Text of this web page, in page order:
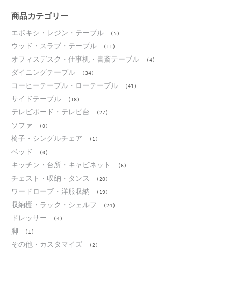
ブ
商品カテゴリー
エポキシ・レジン・テーブル (5)
ウッド・スラブ・テーブル (11)
オフィスデスク・仕事机・書斎テーブル (4)
ダイニングテーブル (34)
コーヒーテーブル・ローテーブル (41)
サイドテーブル (18)
テレビボード・テレビ台 (27)
ソファ (0)
椅子・シングルチェア (1)
ベッド (0)
キッチン・台所・キャビネット (6)
チェスト・収納・タンス (20)
ワードローブ・洋服収納 (19)
収納棚・ラック・シェルフ (24)
ドレッサー (4)
脚 (1)
その他・カスタマイズ (2)